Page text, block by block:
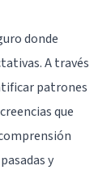
donde
A través
patrones
que
y